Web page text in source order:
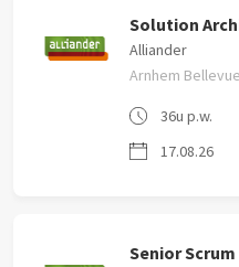
Solution
Alliander
Arnhem Bellevue
36u p.w.
17.08.26